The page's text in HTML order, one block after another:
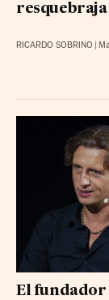
resquebraja
RICARDO SOBRINO |
El fundador